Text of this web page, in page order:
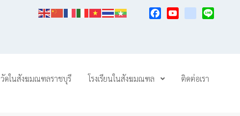
วัดในสังฆมณฑลราชบุรี โรงเรียนในสังฆมณฑล ติดต่อเรา